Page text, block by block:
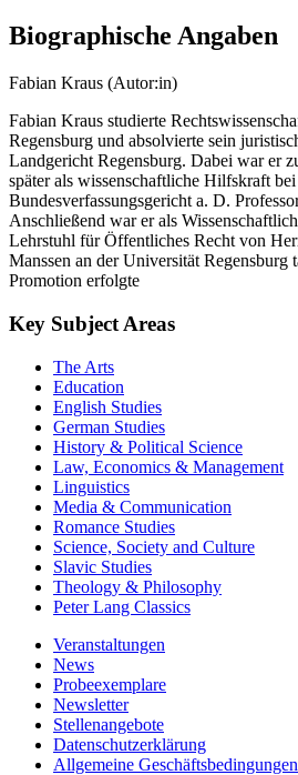
Biographische Angaben
Fabian Kraus (Autor:in)
Fabian Kraus studierte
Regensburg und absolvierte sein
Landgericht Regensburg. Dabei war er
später als wissenschaftliche Hilfskraft
Bundesverfassungsgericht a. D.
Anschließend war er als
Lehrstuhl für Öffentliches Recht von
Manssen an der Universität Regensburg
Promotion erfolgte
Key Subject Areas
The Arts
Education
English Studies
German Studies
History & Political Science
Law, Economics & Management
Linguistics
Media & Communication
Romance Studies
Science, Society and Culture
Slavic Studies
Theology & Philosophy
Peter Lang Classics
Veranstaltungen
News
Probeexemplare
Newsletter
Stellenangebote
Datenschutzerklärung
Allgemeine Geschäftsbedingungen